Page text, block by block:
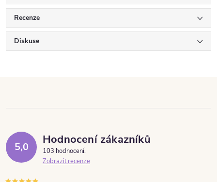
Recenze
Diskuse
5,0
Hodnocení zákazníků
103 hodnocení
Zobrazit recenze